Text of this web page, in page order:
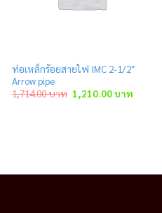
ท่อเหล็กร้อยสายไฟ IMC 2-1/2″
Arrow pipe
1,714.00บาท Original
price
1,210.00บาท
price